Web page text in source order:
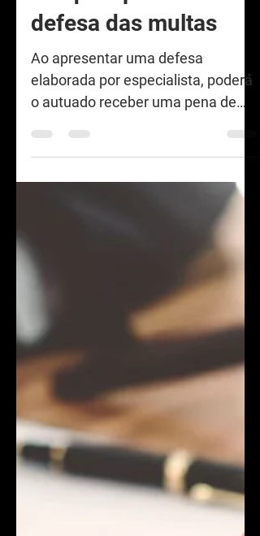
Porque apresentar
defesa das multas
Ao apresentar uma defesa
elaborada por especialista, poderá
o autuado receber uma pena de
advertência ou reduzir o valor da
multa, além...